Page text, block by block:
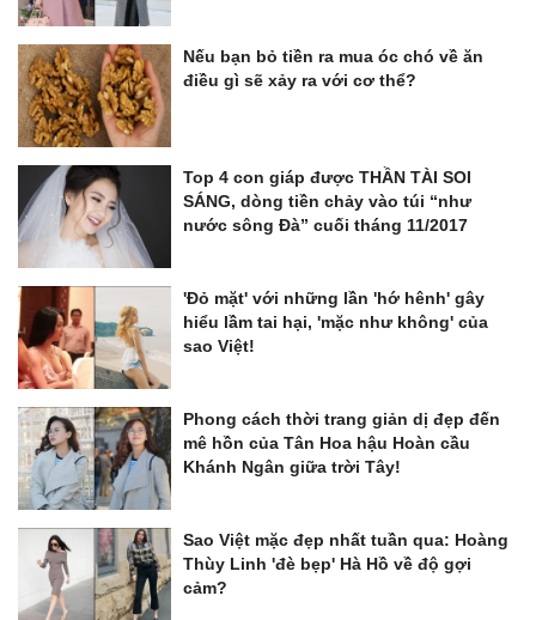
Nếu bạn bỏ tiền ra mua óc chó về ăn
điều gì sẽ xảy ra với cơ thể?
Top 4 con giáp được THẦN TÀI SOI
SÁNG, dòng tiền chảy vào túi “như
nước sông Đà” cuối tháng 11/2017
'Đỏ mặt' với những lần 'hớ hênh' gây
hiểu lầm tai hại, 'mặc như không' của
sao Việt!
Phong cách thời trang giản dị đẹp đến
mê hồn của Tân Hoa hậu Hoàn cầu
Khánh Ngân giữa trời Tây!
Sao Việt mặc đẹp nhất tuần qua: Hoàng
Thùy Linh 'đè bẹp' Hà Hồ về độ gợi
cảm?